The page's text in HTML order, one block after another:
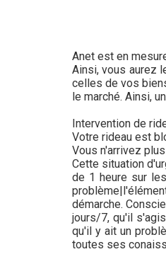
Anet est en
Ainsi, vous aurez
celles de vos
le marché. Ainsi,
Intervention de
Votre rideau est
Vous n'arrivez
Cette situation
de 1 heure sur
démarche.
jours/7, qu'il
qu'il y ait un
toutes ses